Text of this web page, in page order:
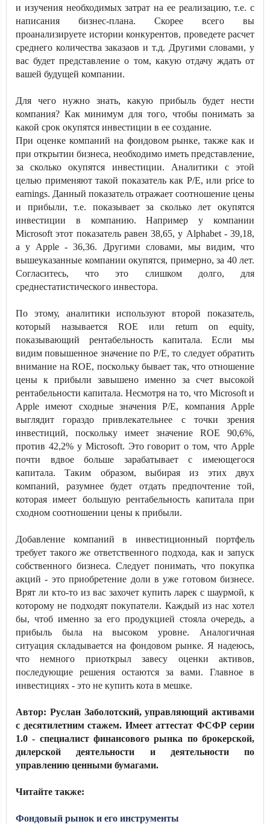
и изучения необходимых затрат на ее реализацию, т.е. с
написания бизнес-плана. Скорее всего вы
проанализируете истории конкурентов, проведете расчет
среднего количества заказаов и т.д. Другими словами, у
вас будет представление о том, какую отдачу ждать от
вашей будущей компании.
Для чего нужно знать, какую прибыль будет нести
компания? Как минимум для того, чтобы понимать за
какой срок окупятся инвестиции в ее создание.
При оценке компаний на фондовом рынке, также как и
при открытии бизнеса, необходимо иметь представление,
за сколько окупятся инвестиции. Аналитики с этой
целью применяют такой показатель как P/E, или price to
earnings. Данный показатель отражает соотношение цены
и прибыли, т.е. показывает за сколько лет окупятся
инвестиции в компанию. Например у компании
Microsoft этот показатель равен 38,65, у Alphabet - 39,18,
а у Apple - 36,36. Другими словами, мы видим, что
вышеуказанные компании окупятся, примерно, за 40 лет.
Согласитесь, что это слишком долго, для
среднестатистического инвестора.
По этому, аналитики используют второй показатель,
который называется ROE или return on equity,
показывающий рентабельность капитала. Если мы
видим повышенное значение по P/E, то следует обратить
внимание на ROE, поскольку бывает так, что отношение
цены к прибыли завышено именно за счет высокой
рентабельности капитала. Несмотря на то, что Microsoft и
Apple имеют сходные значения P/E, компания Apple
выглядит гораздо привлекательнее с точки зрения
инвестиций, поскольку имеет значение ROE 90,6%,
против 42,2% у Microsoft. Это говорит о том, что Apple
почти вдвое больше зарабатывает с имеющегося
капитала. Таким образом, выбирая из этих двух
компаний, разумнее будет отдать предпочтение той,
которая имеет большую рентабельность капитала при
сходном соотношении цены к прибыли.
Добавление компаний в инвестиционный портфель
требует такого же ответственного подхода, как и запуск
собственного бизнеса. Следует понимать, что покупка
акций - это приобретение доли в уже готовом бизнесе.
Врят ли кто-то из вас захочет купить ларек с шаурмой, к
которому не подходят покупатели. Каждый из нас хотел
бы, чтоб именно за его продукцией стояла очередь, а
прибыль была на высоком уровне. Аналогичная
ситуация складывается на фондовом рынке. Я надеюсь,
что немного приоткрыл завесу оценки активов,
последующие решения остаются за вами. Главное в
инвестициях - это не купить кота в мешке.
Автор: Руслан Заболотский, управляющий активами
с десятилетним стажем. Имеет аттестат ФСФР серии
1.0 - специалист финансового рынка по брокерской,
дилерской деятельности и деятельности по
управлению ценными бумагами.
Читайте также:
Фондовый рынок и его инструменты